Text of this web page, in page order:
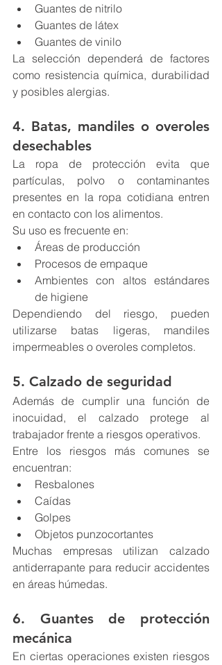
Guantes de nitrilo
Guantes de látex
Guantes de vinilo
La selección dependerá de factores
como resistencia química, durabilidad
y posibles alergias.
4. Batas, mandiles o overoles
desechables
La ropa de protección evita que
partículas, polvo o contaminantes
presentes en la ropa cotidiana entren
en contacto con los alimentos.
Su uso es frecuente en:
Áreas de producción
Procesos de empaque
Ambientes con altos estándares
de higiene
Dependiendo del riesgo, pueden
utilizarse batas ligeras, mandiles
impermeables o overoles completos.
5. Calzado de seguridad
Además de cumplir una función de
inocuidad, el calzado protege al
trabajador frente a riesgos operativos.
Entre los riesgos más comunes se
encuentran:
Resbalones
Caídas
Golpes
Objetos punzocortantes
Muchas empresas utilizan calzado
antiderrapante para reducir accidentes
en áreas húmedas.
6. Guantes de protección
mecánica
En ciertas operaciones existen riesgos